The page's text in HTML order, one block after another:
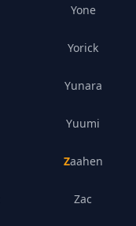
Yone
Yorick
Yunara
Yuumi
Zaahen
Zac